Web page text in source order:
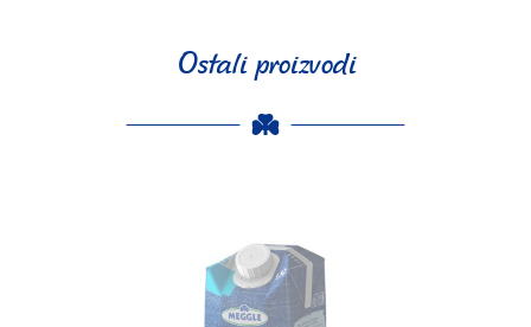
Ostali proizvodi